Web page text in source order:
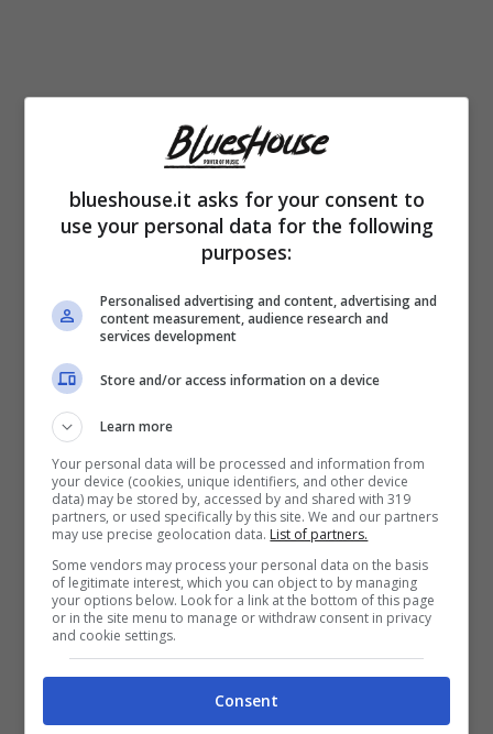
È nel 1967 che iltrombettista si trasferisce
Rava per 10 anni non fa altro
che conquistare un successo dopo l’altro,
importanti collaborazioni
artisti tra i quali Roswell Rudd, Richard
Galliano, Miroslav Vitous, Joe Henderson,
Michel Petrucciani, Pat Metheny e Lee
Konitz.
Negli anni Settanta dà vitaall’opera
discografica “Il giro del giorno in 80
mondi”, il suo primo album inciso vestendo i
panni di leader di un quartetto. In parallelo,
continua a esibirsi nei club più famosi della
Grande Mela, spostandosi poi anche tra
l’Europa e l’Argentina. Negli anni successivi,
blueshouse.it asks for your consent to
use your personal data for the following
purposes:
Personalised advertising and content, advertising and
content measurement, audience research and
services development
Store and/or access information on a device
Learn more
Your personal data will be processed and information from
your device (cookies, unique identifiers, and other device
data) may be stored by, accessed by and shared with 319
partners, or used specifically by this site. We and our partners
may use precise geolocation data. List of partners.
Some vendors may process your personal data on the basis
of legitimate interest, which you can object to by managing
your options below. Look for a link at the bottom of this page
or in the site menu to manage or withdraw consent in privacy
and cookie settings.
Consent